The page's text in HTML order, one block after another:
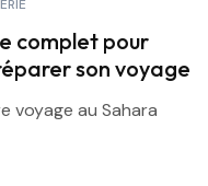
complet pour
son voyage
voyage au Sahara